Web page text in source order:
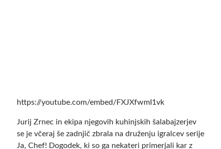
https://youtube.com/embed/FXJXfwmI1vk
Jurij Zrnec in ekipa njegovih kuhinjskih šalabajzerjev
se je včeraj še zadnjič zbrala na druženju igralcev serije
Ja, Chef! Dogodek, ki so ga nekateri primerjali kar z